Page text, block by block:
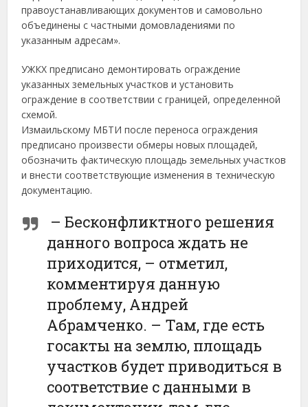
правоустанавливающих документов и самовольно
объединены с частными домовладениями по
указанным адресам».
УЖКХ предписано демонтировать ограждение
указанных земельных участков и установить
ограждение в соответствии с границей, определенной
схемой.
Измаильскому МБТИ после переноса ограждения
предписано произвести обмеры новых площадей,
обозначить фактическую площадь земельных участков
и внести соответствующие изменения в техническую
документацию.
– Бесконфликтного решения
данного вопроса ждать не
приходится, – отметил,
комментируя данную
проблему, Андрей
Абрамченко. – Там, где есть
госакты на землю, площадь
участков будет приводиться в
соответствие с данными в